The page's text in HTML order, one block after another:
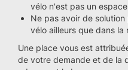
vélo n'est pas un
Ne pas avoir de
vélo ailleurs que dans la
Une place vous est
de votre demande et de la